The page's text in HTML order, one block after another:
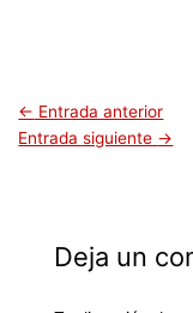
← Entrada anterior
Entrada siguiente →
Deja un